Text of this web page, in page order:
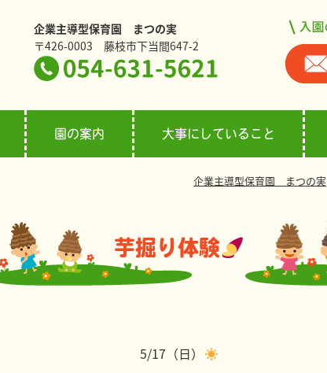
企業主導型保育園 まつの実
〒426-0003 藤枝市下当間647-2
園の案内 大事にしていること
企業主導型保育園 まつの実
芋掘り体験
5/17（日）